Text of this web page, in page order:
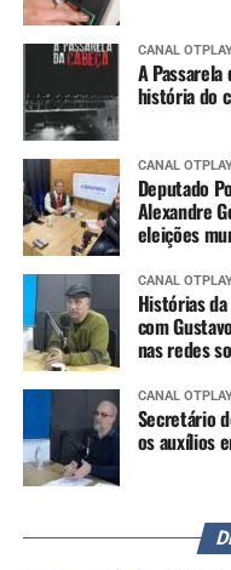
CANAL
A
história do
CANAL
Deputado
Alexandre
eleições
CANAL
Histórias
com
nas redes
CANAL
Secretário
os auxílios